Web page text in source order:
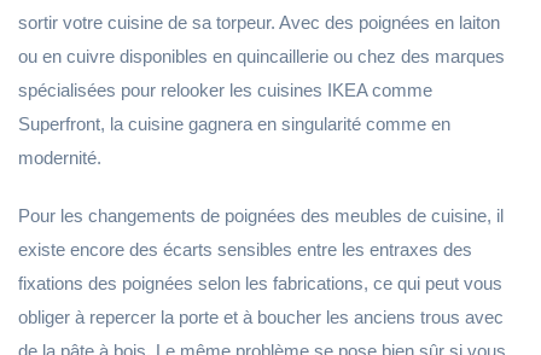
sortir votre cuisine de sa torpeur. Avec des poignées en laiton
ou en cuivre disponibles en quincaillerie ou chez des marques
spécialisées pour relooker les cuisines IKEA comme
Superfront, la cuisine gagnera en singularité comme en
modernité.
Pour les changements de poignées des meubles de cuisine, il
existe encore des écarts sensibles entre les entraxes des
fixations des poignées selon les fabrications, ce qui peut vous
obliger à repercer la porte et à boucher les anciens trous avec
de la pâte à bois. Le même problème se pose bien sûr si vous